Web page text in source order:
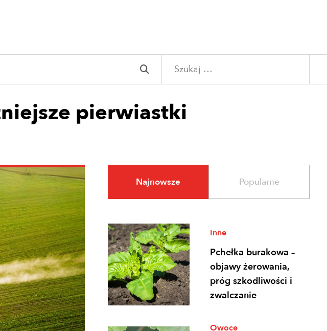
pierwiastki
Najnowsze Popularne
Inne
Pchełka burakowa –
objawy żerowania,
próg szkodliwości i
zwalczanie
Owoce